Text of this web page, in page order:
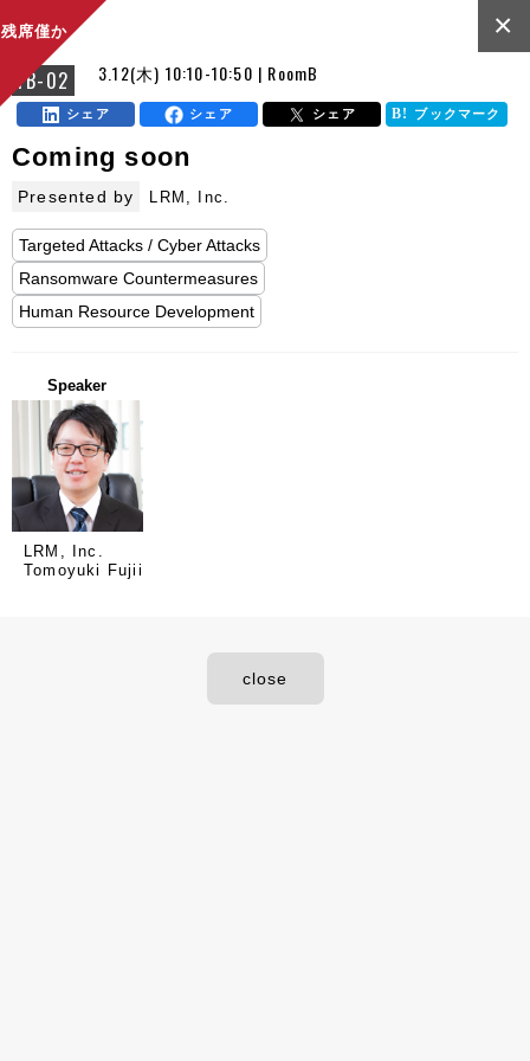
FB-02 3.12(木) 10:10-10:50 | RoomB
×
シェア シェア シェア ブックマーク
残席僅か
Coming soon
Presented by LRM, Inc.
Targeted Attacks / Cyber Attacks
Ransomware Countermeasures
Human Resource Development
Speaker
LRM, Inc.
Tomoyuki Fujii
close